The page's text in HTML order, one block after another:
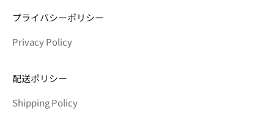
プライバシーポリシー
Privacy Policy
配送ポリシー
Shipping Policy